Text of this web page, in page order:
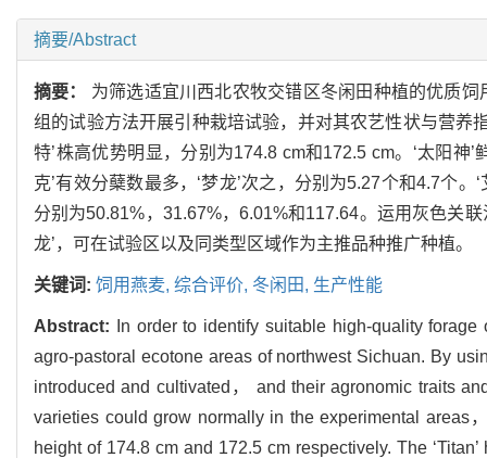
摘要/Abstract
摘要： 为筛选适宜川西北农牧交错区冬闲田种植的优质饲
组的试验方法开展引种栽培试验，并对其农艺性状与营养
特’株高优势明显，分别为174.8 cm和172.5 cm。‘太阳神
克’有效分蘖数最多，‘梦龙’次之，分别为5.27个和4.7个
分别为50.81%，31.67%，6.01%和117.64。运用灰色关联
龙’，可在试验区以及同类型区域作为主推品种推广种植。
关键词: 饲用燕麦, 综合评价, 冬闲田, 生产性能
Abstract:
In order to identify suitable high-quality forage
agro-pastoral ecotone areas of northwest Sichuan. By
introduced and cultivated， and their agronomic traits
varieties could grow normally in the experimental areas
height of 174.8 cm and 172.5 cm respectively. The